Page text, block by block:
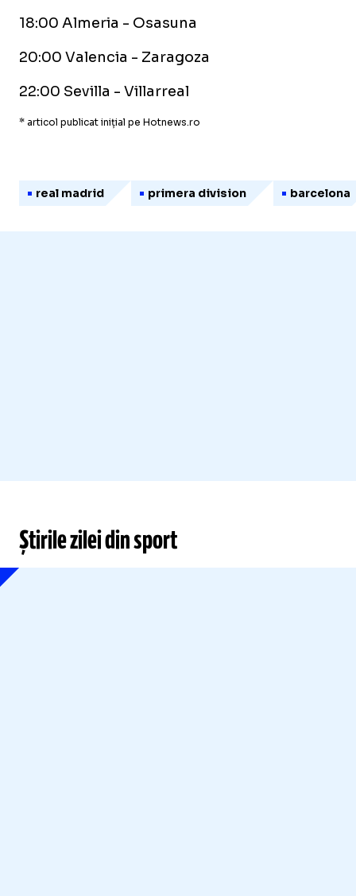
18:00 Almeria - Osasuna
20:00 Valencia - Zaragoza
22:00 Sevilla - Villarreal
* articol publicat inițial pe Hotnews.ro
real madrid primera division barcelona
Știrile zilei din sport